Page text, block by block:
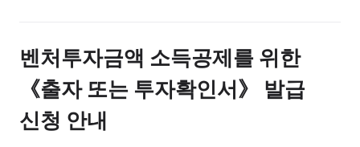
벤처투자금액 소득공제를 위한
《출자 또는 투자확인서》 발급
신청 안내